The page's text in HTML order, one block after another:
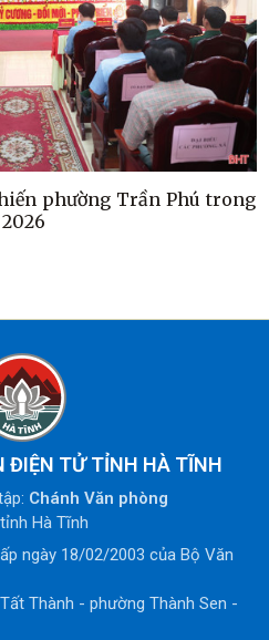
phường Trần Phú trong
ĐIỆN TỬ TỈNH HÀ TĨNH
Chánh Văn phòng
Hà Tĩnh
ngày 18/02/2003 của Bộ Văn
Thành - phường Thành Sen -